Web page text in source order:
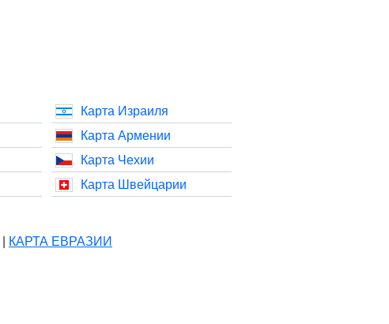
Карта Израиля
Карта Армении
Карта Чехии
Карта Швейцарии
КАРТА ЕВРАЗИИ